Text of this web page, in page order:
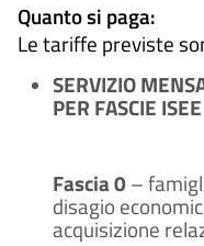
10
giorni
Quanto si paga:
Le tariffe previste
SERVIZIO
PER FASCIE ISEE
Fascia 0–
disagio
acquisizione